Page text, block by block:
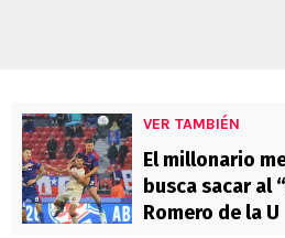
VER TAMBIÉN
El millonario
busca sacar al
Romero de la U